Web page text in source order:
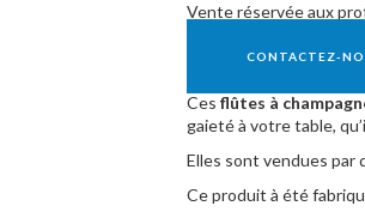
Vente réservée aux
CONTACTEZ-
Ces flûtes à
gaieté à votre table,
Elles sont vendues par
Ce produit à été